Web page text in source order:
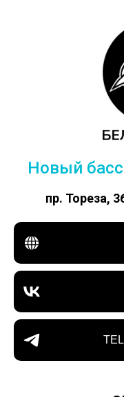
Новый
пр. Тореза,